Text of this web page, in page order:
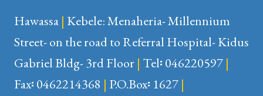
Hawassa | Kebele: Menaheria- Millennium
Street- on the road to Referral Hospital- Kidus
Gabriel Bldg- 3rd Floor | Tel፡ 046220597 |
Fax፡ 0462214368 | P.O.Box፡ 1627 |